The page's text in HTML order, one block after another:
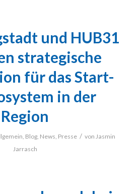
und HUB31
strategische
für das Start-
in der
Region
, Blog, News, Presse / vonJasmin
Jarrasch